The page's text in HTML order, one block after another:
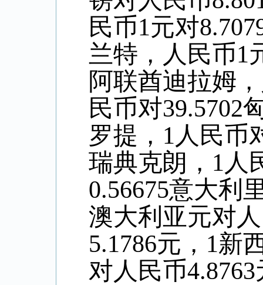
民币1元对
兰特，人民币1
阿联酋迪拉姆
民币对39.5702
罗提，1人民币
瑞典克朗，1人
0.56675意大利
澳大利亚元对
5.1786元，1新
对人民币4.8763